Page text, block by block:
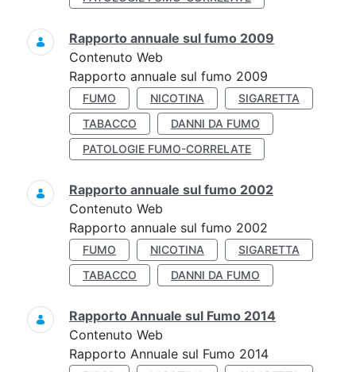
Rapporto annuale sul fumo 2009
Contenuto Web
Rapporto annuale sul fumo 2009
FUMO NICOTINA
SIGARETTA
TABACCO
DANNI DA FUMO
PATOLOGIE FUMO-CORRELATE
Rapporto annuale sul fumo 2002
Contenuto Web
Rapporto annuale sul fumo 2002
FUMO NICOTINA
SIGARETTA
TABACCO
DANNI DA FUMO
Rapporto Annuale sul Fumo 2014
Contenuto Web
Rapporto Annuale sul Fumo 2014